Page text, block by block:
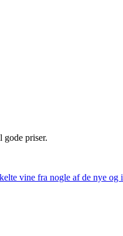
gode priser.
vine fra nogle af de nye og